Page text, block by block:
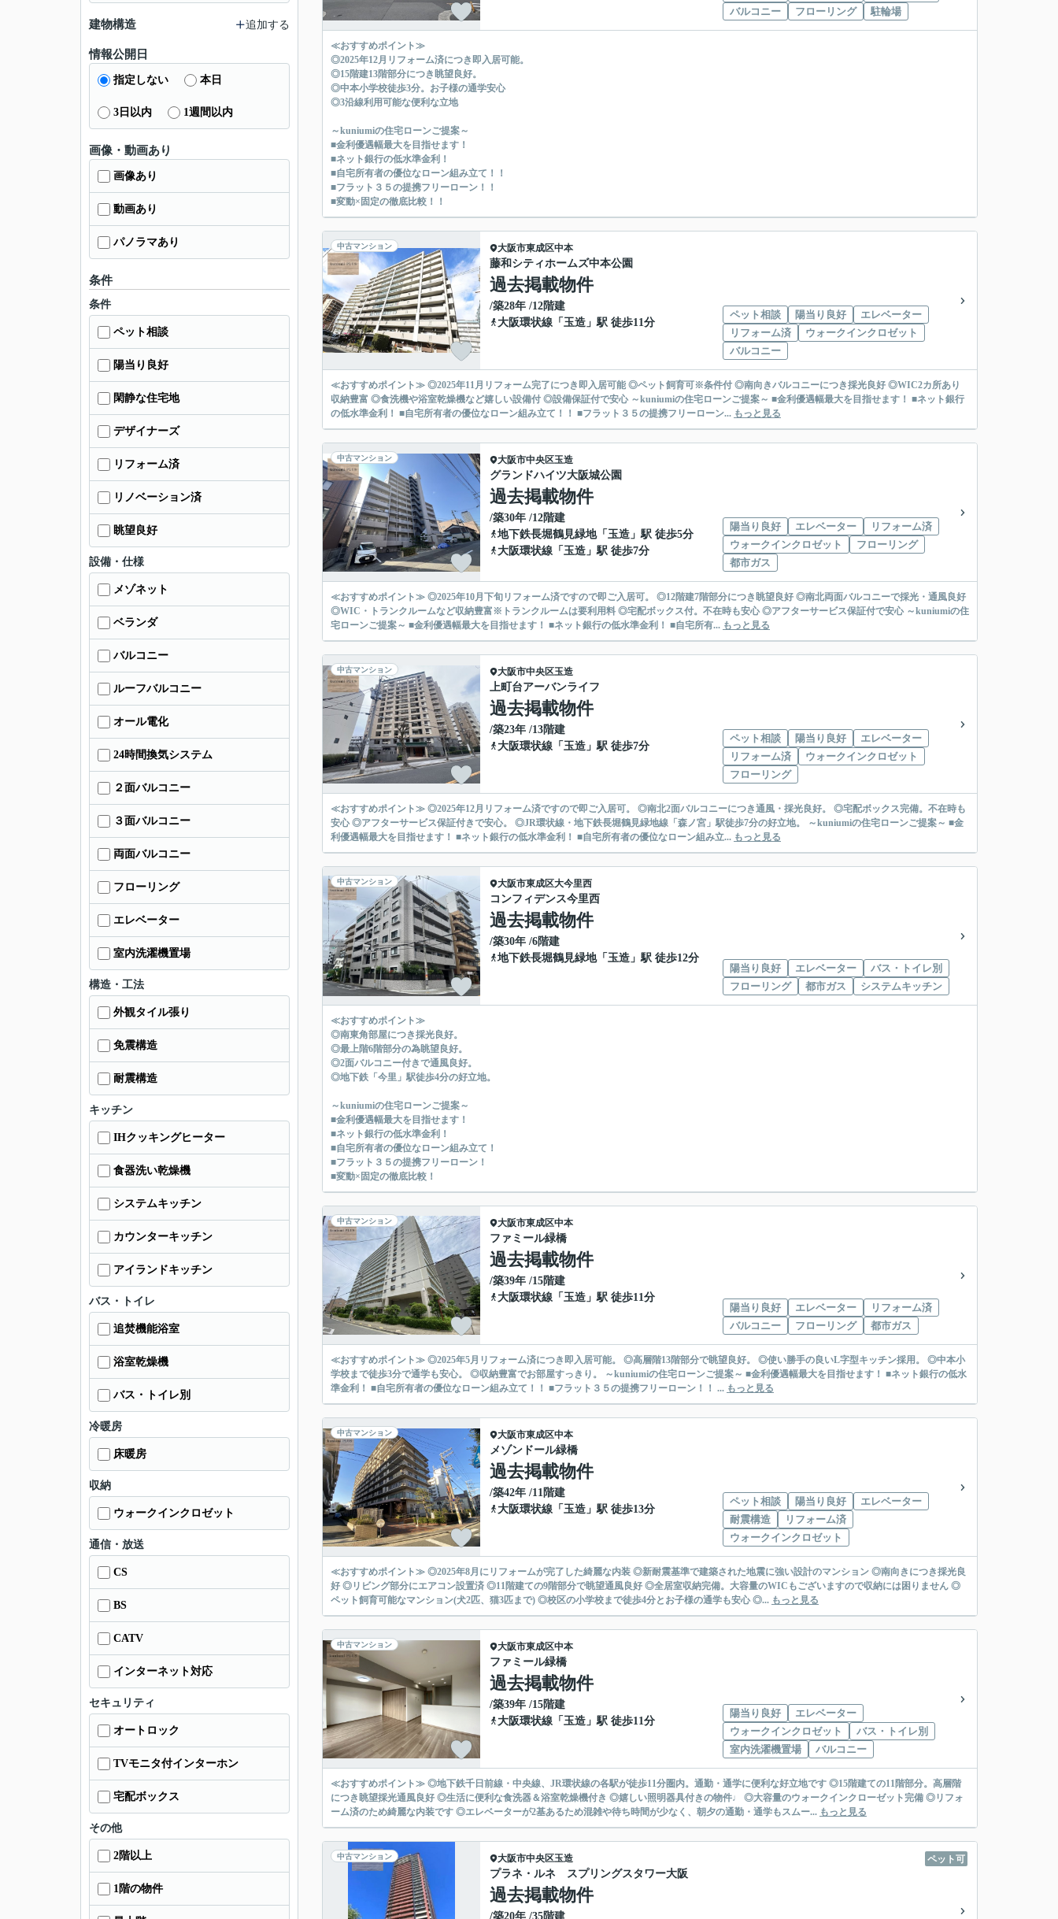
バルコニー
フローリング 駐輪場
≪おすすめポイント≫
◎2025年12月リフォーム済につき即入居可能。
◎15階建13階部分につき眺望良好。
◎中本小学校徒歩3分。お子様の通学安心
◎3沿線利用可能な便利な立地
～kuniumiの住宅ローンご提案～
■金利優遇幅最大を目指せます！
■ネット銀行の低水準金利！
■自宅所有者の優位なローン組み立て！！
■フラット３５の提携フリーローン！！
■変動×固定の徹底比較！！
中古マンション 大阪市東成区中本
藤和シティホームズ中本公園
過去掲載物件
/築28年 /12階建
大阪環状線 「 玉造 」駅 徒歩11分
ペット相談 陽当り良好
エレベーター
リフォーム済
ウォークインクロゼット
バルコニー
≪おすすめポイント≫ ◎2025年11月リフォーム完了につき即入居可能 ◎ペット飼育可※条件付 ◎南向きバルコニーにつき採光良好 ◎WIC2カ所あり
収納豊富 ◎食洗機や浴室乾燥機など嬉しい設備付 ◎設備保証付で安心 ～kuniumiの住宅ローンご提案～ ■金利優遇幅最大を目指せます！ ■ネット銀行
の低水準金利！ ■自宅所有者の優位なローン組み立て！！ ■フラット３５の提携フリーローン... もっと見る
中古マンション 大阪市中央区玉造
グランドハイツ大阪城公園
過去掲載物件
/築30年 /12階建
地下鉄長堀鶴見緑地「 玉造 」駅 徒歩5分
大阪環状線 「 玉造 」駅 徒歩7分
陽当り良好 エレベーター
リフォーム済
ウォークインクロゼット
フローリング
都市ガス
≪おすすめポイント≫ ◎2025年10月下旬リフォーム済ですので即ご入居可。 ◎12階建7階部分につき眺望良好 ◎南北両面バルコニーで採光・通風良好
◎WIC・トランクルームなど収納豊富※トランクルームは要利用料 ◎宅配ボックス付。不在時も安心 ◎アフターサービス保証付で安心 ～kuniumiの住
宅ローンご提案～ ■金利優遇幅最大を目指せます！ ■ネット銀行の低水準金利！ ■自宅所有... もっと見る
中古マンション 大阪市中央区玉造
上町台アーバンライフ
過去掲載物件
/築23年 /13階建
大阪環状線 「 玉造 」駅 徒歩7分
ペット相談 陽当り良好
エレベーター
リフォーム済
ウォークインクロゼット
フローリング
≪おすすめポイント≫ ◎2025年12月リフォーム済ですので即ご入居可。 ◎南北2面バルコニーにつき通風・採光良好。 ◎宅配ボックス完備。不在時も
安心 ◎アフターサービス保証付きで安心。 ◎JR環状線・地下鉄長堀鶴見緑地線「森ノ宮」駅徒歩7分の好立地。 ～kuniumiの住宅ローンご提案～ ■金
利優遇幅最大を目指せます！ ■ネット銀行の低水準金利！ ■自宅所有者の優位なローン組み立... もっと見る
中古マンション 大阪市東成区大今里西
コンフィデンス今里西
過去掲載物件
/築30年 /6階建
地下鉄長堀鶴見緑地「 玉造 」駅 徒歩12分
陽当り良好
エレベーター
バス・トイレ別
フローリング
都市ガス システムキッチン
≪おすすめポイント≫
◎南東角部屋につき採光良好。
◎最上階6階部分の為眺望良好。
◎2面バルコニー付きで通風良好。
◎地下鉄「今里」駅徒歩4分の好立地。
～kuniumiの住宅ローンご提案～
■金利優遇幅最大を目指せます！
■ネット銀行の低水準金利！
■自宅所有者の優位なローン組み立て！
■フラット３５の提携フリーローン！
■変動×固定の徹底比較！
中古マンション 大阪市東成区中本
ファミール緑橋
過去掲載物件
/築39年 /15階建
大阪環状線 「 玉造 」駅 徒歩11分
陽当り良好
エレベーター
リフォーム済
バルコニー
フローリング 都市ガス
≪おすすめポイント≫ ◎2025年5月リフォーム済につき即入居可能。 ◎高層階13階部分で眺望良好。 ◎使い勝手の良いL字型キッチン採用。 ◎中本小
学校まで徒歩3分で通学も安心。 ◎収納豊富でお部屋すっきり。 ～kuniumiの住宅ローンご提案～ ■金利優遇幅最大を目指せます！ ■ネット銀行の低水
準金利！ ■自宅所有者の優位なローン組み立て！！ ■フラット３５の提携フリーローン！！ ... もっと見る
中古マンション 大阪市東成区中本
メゾンドール緑橋
過去掲載物件
/築42年 /11階建
大阪環状線 「 玉造 」駅 徒歩13分
ペット相談 陽当り良好
エレベーター
耐震構造
リフォーム済
ウォークインクロゼット
≪おすすめポイント≫ ◎2025年8月にリフォームが完了した綺麗な内装 ◎新耐震基準で建築された地震に強い設計のマンション ◎南向きにつき採光良
好 ◎リビング部分にエアコン設置済 ◎11階建ての9階部分で眺望通風良好 ◎全居室収納完備。大容量のWICもございますので収納には困りません ◎
ペット飼育可能なマンション(犬2匹、猫3匹まで) ◎校区の小学校まで徒歩4分とお子様の通学も安心 ◎... もっと見る
中古マンション 大阪市東成区中本
ファミール緑橋
過去掲載物件
/築39年 /15階建
大阪環状線 「 玉造 」駅 徒歩11分
陽当り良好
エレベーター
ウォークインクロゼット
バス・トイレ別
室内洗濯機置場
バルコニー
≪おすすめポイント≫ ◎地下鉄千日前線・中央線、JR環状線の各駅が徒歩11分圏内。通勤・通学に便利な好立地です ◎15階建ての11階部分。高層階
につき眺望採光通風良好 ◎生活に便利な食洗器＆浴室乾燥機付き ◎嬉しい照明器具付きの物件♩ ◎大容量のウォークインクローゼット完備 ◎リフォ
ーム済のため綺麗な内装です ◎エレベーターが2基あるため混雑や待ち時間が少なく、朝夕の通勤・通学もスムー... もっと見る
中古マンション ペット可
大阪市中央区玉造
プラネ・ルネ スプリングスタワー大阪
過去掲載物件
/築20年 /35階建
建物構造 追加する
情報公開日
指定しない 本日
3日以内 1週間以内
画像・動画あり
画像あり
動画あり
パノラマあり
条件
条件
ペット相談
陽当り良好
閑静な住宅地
デザイナーズ
リフォーム済
リノベーション済
眺望良好
設備・仕様
メゾネット
ベランダ
バルコニー
ルーフバルコニー
オール電化
24時間換気システム
２面バルコニー
３面バルコニー
両面バルコニー
フローリング
エレベーター
室内洗濯機置場
構造・工法
外観タイル張り
免震構造
耐震構造
キッチン
IHクッキングヒーター
食器洗い乾燥機
システムキッチン
カウンターキッチン
アイランドキッチン
バス・トイレ
追焚機能浴室
浴室乾燥機
バス・トイレ別
冷暖房
床暖房
収納
ウォークインクロゼット
通信・放送
CS
BS
CATV
インターネット対応
セキュリティ
オートロック
TVモニタ付インターホン
宅配ボックス
その他
2階以上
1階の物件